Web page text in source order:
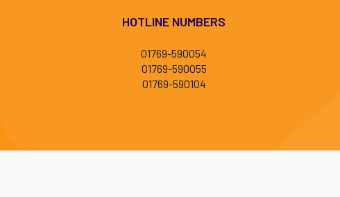
HOTLINE NUMBERS
01769-590054
01769-590055
01769-590104